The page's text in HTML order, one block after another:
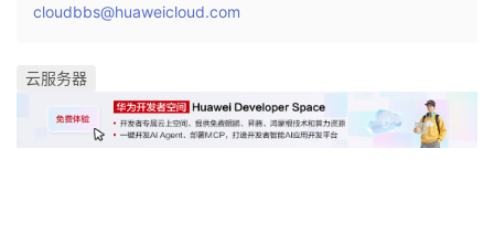
cloudbbs@huaweicloud.com
云服务器